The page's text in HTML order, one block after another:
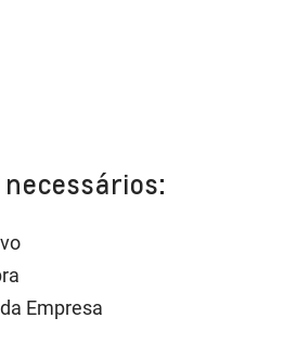
Empresa